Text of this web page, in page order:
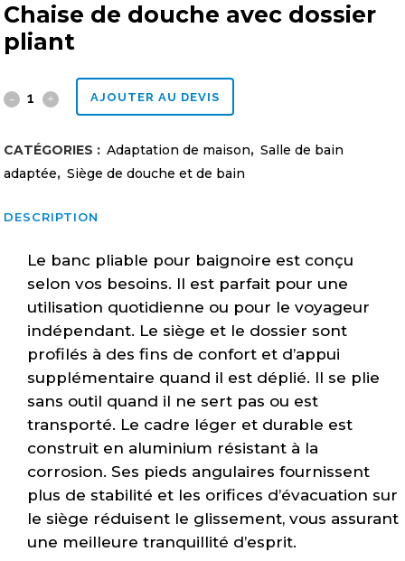
Chaise de douche avec dossier
pliant
Chaise
douche
pliant
quantity
AJOUTER AU DEVIS
CATÉGORIES : Adaptation de maison, Salle de bain
adaptée, Siège de douche et de bain
DESCRIPTION
Le banc pliable pour baignoire est conçu
selon vos besoins. Il est parfait pour une
utilisation quotidienne ou pour le voyageur
indépendant. Le siège et le dossier sont
profilés à des fins de confort et d’appui
supplémentaire quand il est déplié. Il se plie
sans outil quand il ne sert pas ou est
transporté. Le cadre léger et durable est
construit en aluminium résistant à la
corrosion. Ses pieds angulaires fournissent
plus de stabilité et les orifices d’évacuation sur
le siège réduisent le glissement, vous assurant
une meilleure tranquillité d’esprit.